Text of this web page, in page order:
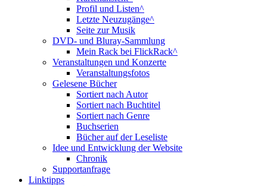
Profil und Listen^
Letzte Neuzugänge^
Seite zur Musik
DVD- und Bluray-Sammlung
Mein Rack bei FlickRack^
Veranstaltungen und Konzerte
Veranstaltungsfotos
Gelesene Bücher
Sortiert nach Autor
Sortiert nach Buchtitel
Sortiert nach Genre
Buchserien
Bücher auf der Leseliste
Idee und Entwicklung der Website
Chronik
Supportanfrage
Linktipps